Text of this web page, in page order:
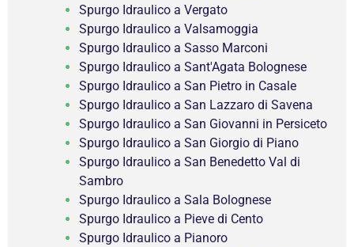
Spurgo Idraulico a Vergato
Spurgo Idraulico a Valsamoggia
Spurgo Idraulico a Sasso Marconi
Spurgo Idraulico a Sant'Agata Bolognese
Spurgo Idraulico a San Pietro in Casale
Spurgo Idraulico a San Lazzaro di Savena
Spurgo Idraulico a San Giovanni in Persiceto
Spurgo Idraulico a San Giorgio di Piano
Spurgo Idraulico a San Benedetto Val di
Sambro
Spurgo Idraulico a Sala Bolognese
Spurgo Idraulico a Pieve di Cento
Spurgo Idraulico a Pianoro